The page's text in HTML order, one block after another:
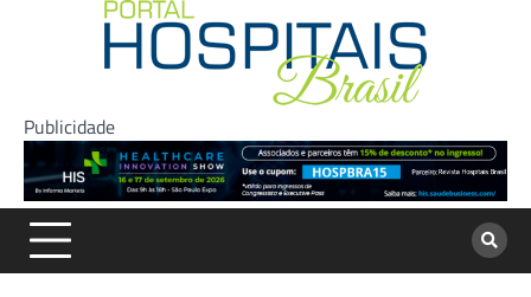
Publicidade